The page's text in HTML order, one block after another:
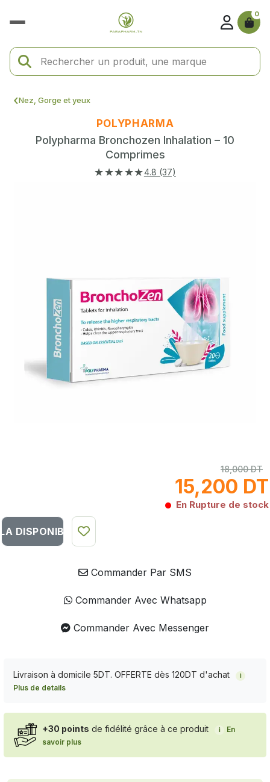
0
Nez, Gorge et yeux
POLYPHARMA
Polypharma Bronchozen Inhalation – 10
Comprimes
★★★★★4.8 (37)
18,000 DT
15,200 DT
En Rupture de stock
DISPONIBILITÉ DU PRODUIT
Commander Par SMS
Commander Avec Whatsapp
Commander Avec Messenger
Livraison à domicile 5DT. OFFERTE dès 120DT d'achat i
Plus de details
+30 points de fidélité grâce à ce produit i
En
savoir plus